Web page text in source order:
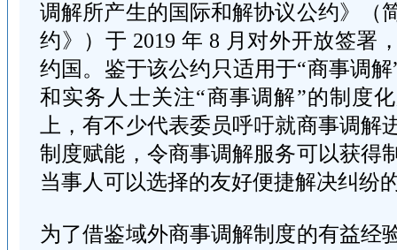
调解所产生的国际和解协议公约》（
约》）于 2019 年 8 月对外开放签署
约国。鉴于该公约只适用于“商事调
和实务人士关注“商事调解”的制度
上，有不少代表委员呼吁就商事调解
制度赋能，令商事调解服务可以获得
当事人可以选择的友好便捷解决纠纷
为了借鉴域外商事调解制度的有益经